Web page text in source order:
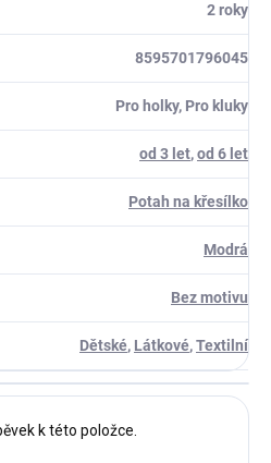
2 roky
8595701796045
Pro holky, Pro kluky
od 3 let,od 6 let
Potah na křesílko
Modrá
Bez motivu
Dětské, Látkové,Textilní
k této položce.